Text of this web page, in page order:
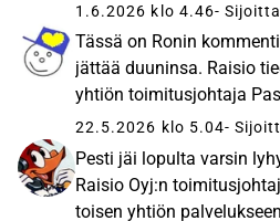
1.6.2026 klo 4.46-
Tässä on Ronin
jättää duuninsa. Raisio
yhtiön toimitusjohtaja
22.5.2026 klo 5.04-
Pesti jäi lopulta varsin
Raisio Oyj:n
toisen yhtiön